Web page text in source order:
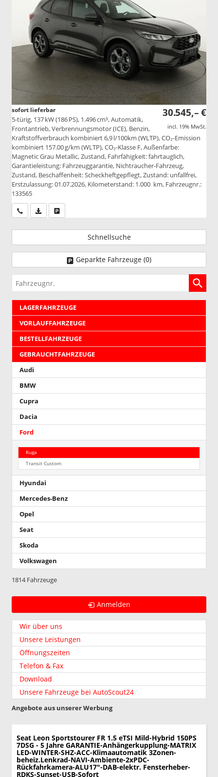
30.545,– €
incl. 19% MwSt.
sofort lieferbar
5-türig, 137 kW (186 PS), 1.496 cm³, Automatik,
Frontantrieb, Verbrennungsmotor (ICE), Benzin,
Kraftstoffverbrauch kombiniert 6,9 l/100km (WLTP), CO₂-Emission
kombiniert 157.00 g/km (WLTP), CO₂-Klasse F, Außenfarbe:
Magnetic Grau Metallic, Zustand, Fahrfähigkeit: fahrtauglich,
Garantieleistung: Fahrzeuggarantie, Nichtraucher-Fahrzeug,
Zustand, Beschaffenheit: Scheckheftgepflegt, Zustand: unfallfrei,
Erstzulassung: 01.07.2026, Kilometerstand: 1.000 km, Fahrzeugnr.:
133565
Wir rufen Sie anPDF-Datei, Fahrzeugexposé drucken
Schnellsuche
Geparkte Fahrzeuge (0)
Fahrzeugnr.
LAGERFAHRZEUGE
VORLAUFFAHRZEUGE
BESTELLFAHRZEUGE
GEBRAUCHTFAHRZEUGE
Audi
BMW
Cupra
Dacia
Ford
Kuga
Transit Custom
Hyundai
Mercedes-Benz
Opel
Seat
Skoda
Volkswagen
1814 Fahrzeuge
Anmelden
Wir über uns
Unsere Leistungen
Öffnungszeiten
Telefon & Fax
Download
Unsere Fahrzeuge bei AutoScout24
Angebote aus unserer Werbung
Seat Leon Sportstourer FR 1.5 eTSI Mild-Hybrid 150PS
7DSG - 5 Jahre GARANTIE-Anhängerkupplung-MATRIX
LED-WINTER-SHZ-ACC-Klimaautomatik 3Zonen-
beheiz.Lenkrad-NAVI-Ambiente-2xPDC-
Rückfahrkamera-ALU17"-DAB-elektr. Fensterheber-
RDKS-Sunset-USB-Sofort